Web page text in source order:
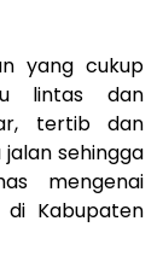
yang cukup
lintas dan
tertib dan
sehingga
mengenai
Kabupaten